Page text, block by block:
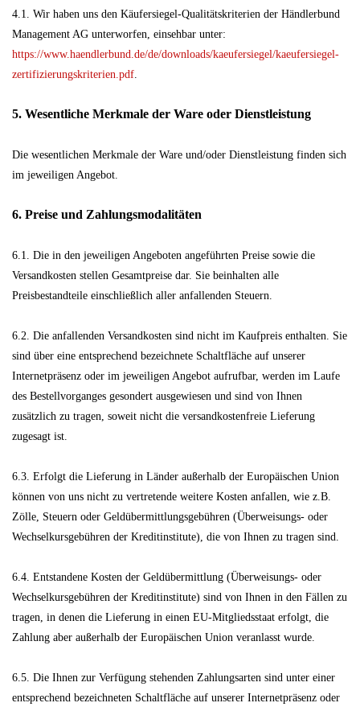
4.1. Wir haben uns den Käufersiegel-Qualitätskriterien der Händlerbund
Management AG unterworfen, einsehbar unter:
https://www.haendlerbund.de/de/downloads/kaeufersiegel/kaeufersiegel-
zertifizierungskriterien.pdf.
5. Wesentliche Merkmale der Ware oder Dienstleistung
Die wesentlichen Merkmale der Ware und/oder Dienstleistung finden sich
im jeweiligen Angebot.
6. Preise und Zahlungsmodalitäten
6.1. Die in den jeweiligen Angeboten angeführten Preise sowie die
Versandkosten stellen Gesamtpreise dar. Sie beinhalten alle
Preisbestandteile einschließlich aller anfallenden Steuern.
6.2. Die anfallenden Versandkosten sind nicht im Kaufpreis enthalten. Sie
sind über eine entsprechend bezeichnete Schaltfläche auf unserer
Internetpräsenz oder im jeweiligen Angebot aufrufbar, werden im Laufe
des Bestellvorganges gesondert ausgewiesen und sind von Ihnen
zusätzlich zu tragen, soweit nicht die versandkostenfreie Lieferung
zugesagt ist.
6.3. Erfolgt die Lieferung in Länder außerhalb der Europäischen Union
können von uns nicht zu vertretende weitere Kosten anfallen, wie z.B.
Zölle, Steuern oder Geldübermittlungsgebühren (Überweisungs- oder
Wechselkursgebühren der Kreditinstitute), die von Ihnen zu tragen sind.
6.4. Entstandene Kosten der Geldübermittlung (Überweisungs- oder
Wechselkursgebühren der Kreditinstitute) sind von Ihnen in den Fällen zu
tragen, in denen die Lieferung in einen EU-Mitgliedsstaat erfolgt, die
Zahlung aber außerhalb der Europäischen Union veranlasst wurde.
6.5. Die Ihnen zur Verfügung stehenden Zahlungsarten sind unter einer
entsprechend bezeichneten Schaltfläche auf unserer Internetpräsenz oder